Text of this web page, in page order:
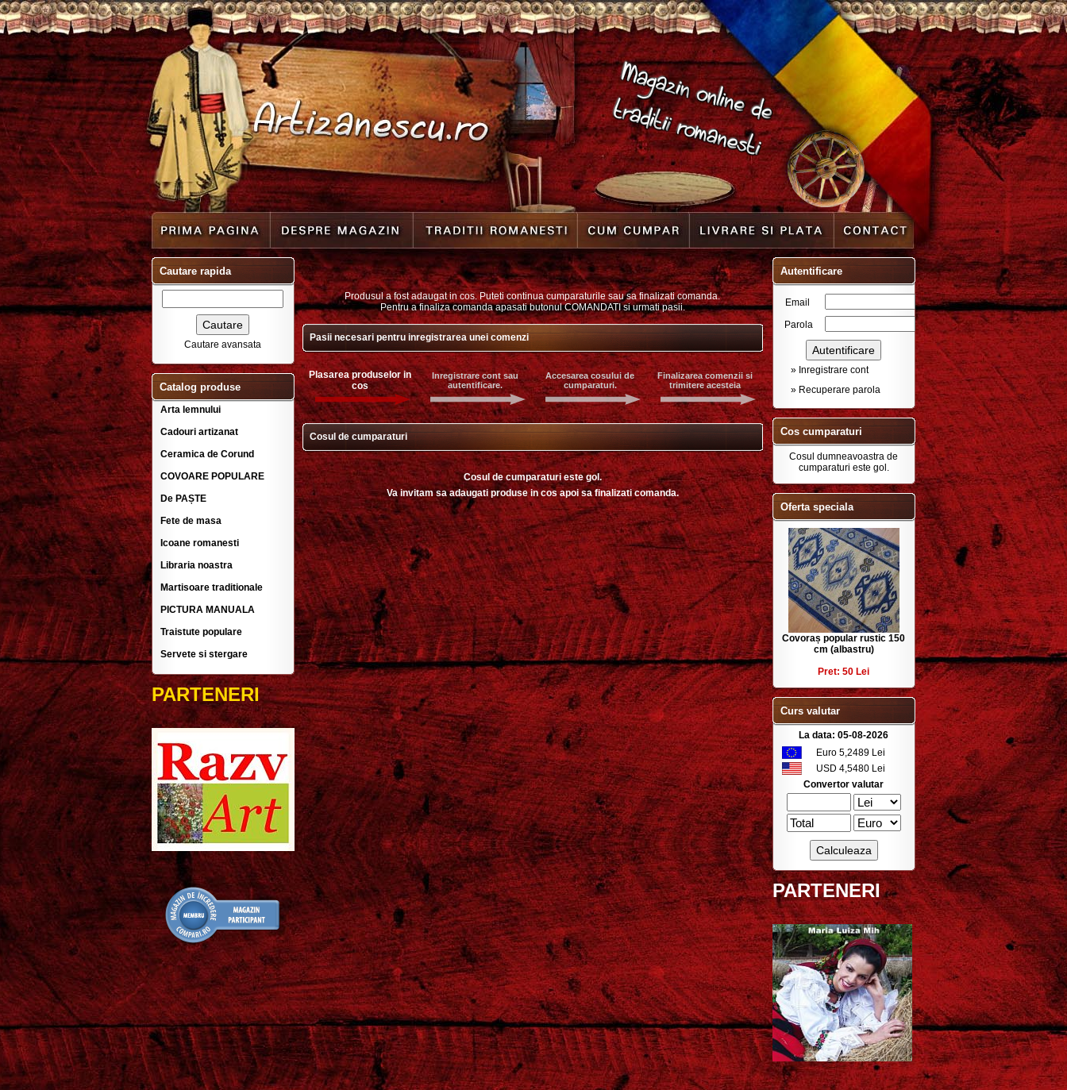
Cautare rapida
Cautare avansata
Catalog produse
Arta lemnului
Cadouri artizanat
Ceramica de Corund
COVOARE POPULARE
De PAȘTE
Fete de masa
Icoane romanesti
Libraria noastra
Martisoare traditionale
PICTURA MANUALA
Traistute populare
Servete si stergare
PARTENERI
Produsul a fost adaugat in cos. Puteti continua cumparaturile sau sa finalizati comanda.
Pentru a finaliza comanda apasati butonul COMANDATI si urmati pasii.
Pasii necesari pentru inregistrarea unei comenzi
Plasarea produselor in
cos
Inregistrare cont sau
autentificare.
Accesarea cosului de
cumparaturi.
Finalizarea comenzii si
trimitere acesteia
Cosul de cumparaturi
Cosul de cumparaturi este gol.
Va invitam sa adaugati produse in cos apoi sa finalizati comanda.
Autentificare
Email
Parola
» Inregistrare cont
» Recuperare parola
Cos cumparaturi
Cosul dumneavoastra de
cumparaturi este gol.
Oferta speciala
Covoraș popular rustic 150
cm (albastru)
Pret: 50 Lei
Curs valutar
La data: 05-08-2026
Euro 5,2489 Lei
USD 4,5480 Lei
Convertor valutar
PARTENERI